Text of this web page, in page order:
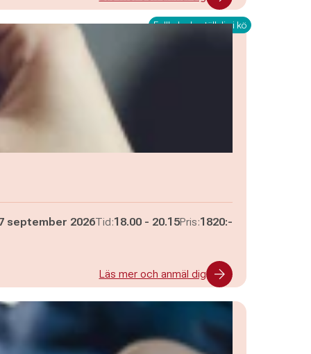
Fullbokad - ställ dig i kö
september 2026Tid:Pågår mellan
18.00 - och
20.15Pris:1820:-
Läs mer och anmäl dig